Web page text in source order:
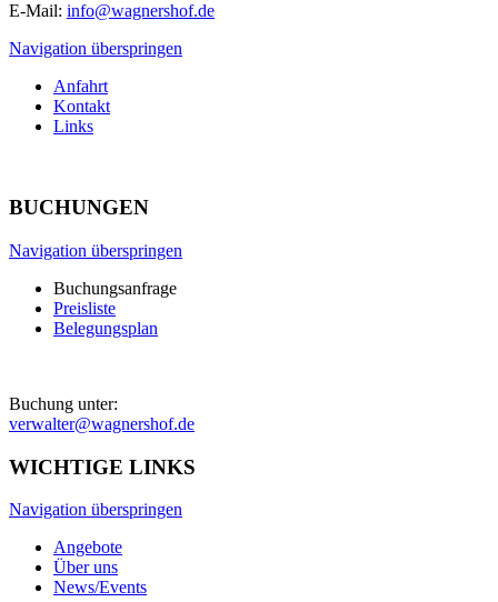
E-Mail: info@wagnershof.de
Navigation überspringen
Anfahrt
Kontakt
Links
BUCHUNGEN
Navigation überspringen
Buchungsanfrage
Preisliste
Belegungsplan
Buchung unter:
verwalter@wagnershof.de
WICHTIGE LINKS
Navigation überspringen
Angebote
Über uns
News/Events